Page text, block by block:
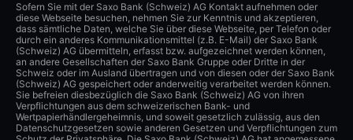
Sofern Sie mit der Saxo Bank (Schweiz) AG Kontakt aufnehmen oder
diese Webseite besuchen, nehmen Sie zur Kenntnis und akzeptieren,
dass sämtliche Daten, welche Sie über diese Webseite, per Telefon oder
durch ein anderes Kommunikationsmittel (z.B. E-Mail) der Saxo Bank
(Schweiz) AG übermitteln, erfasst bzw. aufgezeichnet werden können,
an andere Gesellschaften der Saxo Bank Gruppe oder Dritte in der
Schweiz oder im Ausland übertragen und von diesen oder der Saxo Bank
(Schweiz) AG gespeichert oder anderweitig verarbeitet werden können.
Sie befreien diesbezüglich die Saxo Bank (Schweiz) AG von ihren
Verpflichtungen aus dem schweizerischen Bank- und
Wertpapierhändlergeheimnis, und soweit gesetzlich zulässig, aus den
Datenschutzgesetzen sowie anderen Gesetzen und Verpflichtungen zum